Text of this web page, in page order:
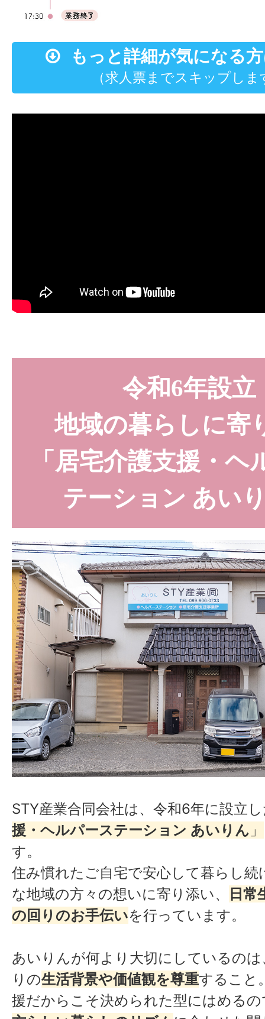
もっと詳細が気になる
（求人票までスキップしま
令和6年設立
地域の暮らしに寄
「居宅介護支援・ヘ
テーション あい
STY産業合同会社は、令和6年に設立
援・ヘルパーステーション あいりん 」
す。
住み慣れたご自宅で安心して暮らし
な地域の方々の想いに寄り添い、
日常
の回りのお手伝いを行っています。
あいりんが何より大切にしているの
りの生活背景や価値観を尊重すること
援だからこそ決められた型にはめる